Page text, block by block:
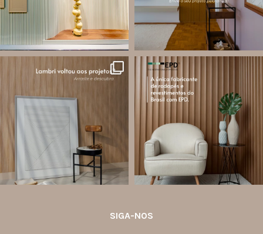
3
14 0
O lambri é um revestimento versátil
painéis decorativos e diversas
composições para valorizar o
ambiente!
Jul 27
87 8
Você sabe o que é EPD?
A Declaração Ambiental de Produto
(Environmental Product Declaration) é
um documento internacional que
Jul 21
35 1
SIGA-NOS